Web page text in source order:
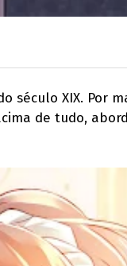
XIX. Por
de tudo,